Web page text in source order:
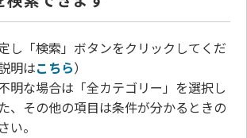
し「検索」ボタンをクリックしてくだ
明はこちら）
明な場合は「全カテゴリー」を選択し
、その他の項目は条件が分かるときの
い。